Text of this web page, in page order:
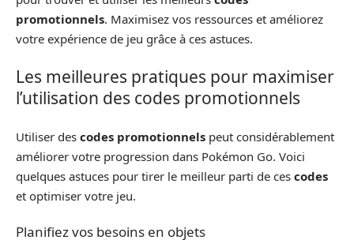
promotionnels. Maximisez vos ressources et améliorez
votre expérience de jeu grâce à ces astuces.
Les meilleures pratiques pour maximiser
l’utilisation des codes promotionnels
Utiliser des codes promotionnels peut considérablement
améliorer votre progression dans Pokémon Go. Voici
quelques astuces pour tirer le meilleur parti de ces codes
et optimiser votre jeu.
Planifiez vos besoins en objets